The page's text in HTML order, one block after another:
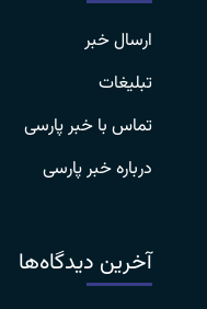
ارسال خبر
تبلیغات
تماس با خبر پارسی
درباره خبر پارسی
آخرین دیدگاه‌ها